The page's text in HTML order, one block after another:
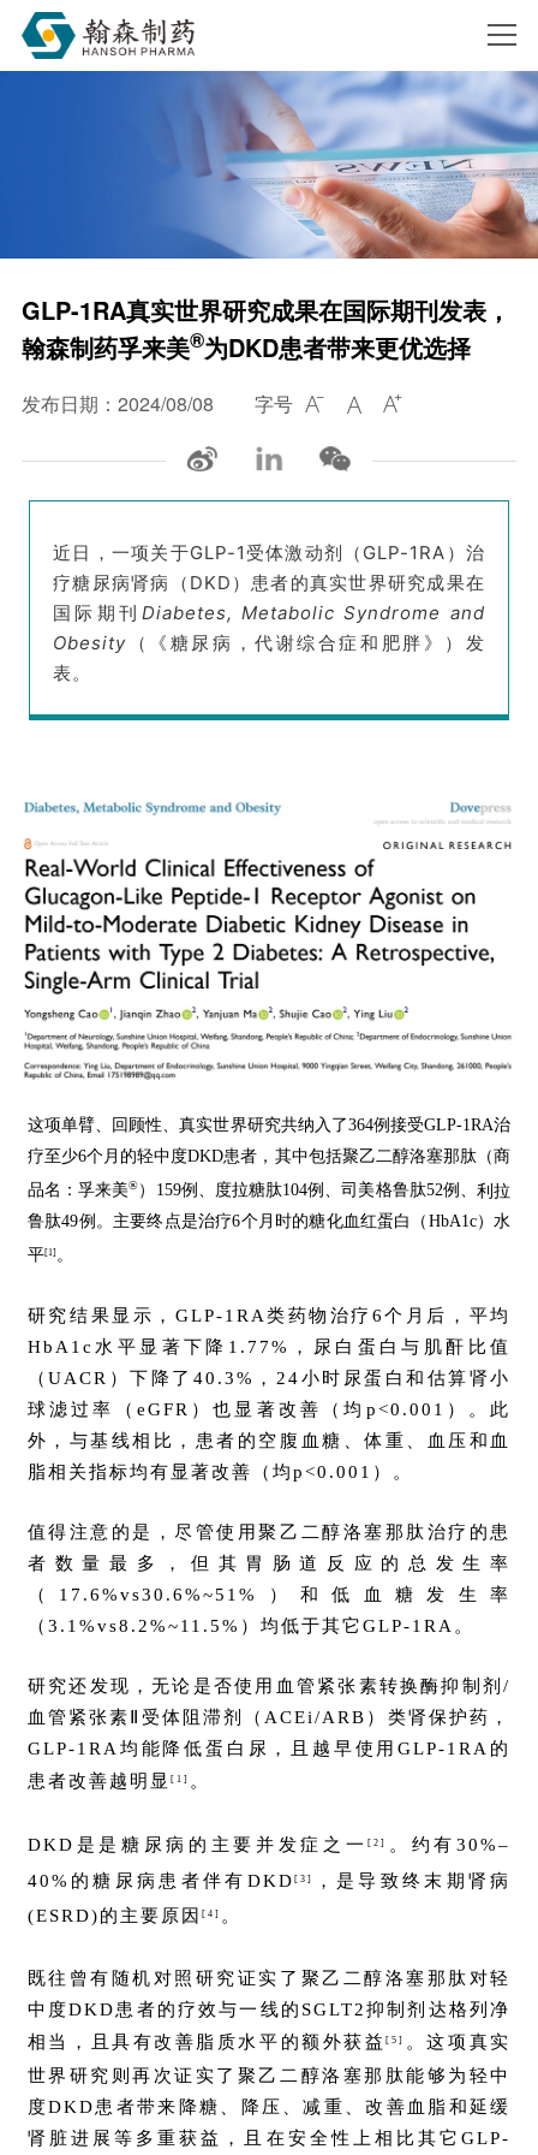
GLP-1RA真实世界研究成果在国际期刊发表，
翰森制药孚来美®为DKD患者带来更优选择
发布日期：2024/08/08 字号   
近日，一项关于GLP-1受体激动剂（GLP-1RA）治
疗糖尿病肾病（DKD）患者的真实世界研究成果在
国际期刊 Diabetes, Metabolic Syndrome and
Obesity （
《糖尿病，代谢综合症和肥胖》）发
表。
这项单臂、回顾性、真实世界研究共纳入了364例接受GLP-1RA治
疗至少6个月的轻中度DKD患者，其中包括聚乙二醇洛塞那肽（商
品名：孚来美®）159例、度拉糖肽104例、司美格鲁肽52例、利拉
鲁肽49例。 主要终点是治疗6个月时的糖化血红蛋白（HbA1c）水
平[1] 。
研究结果显示， GLP-1RA类药物治疗 6个月后，平均
HbA1c 水平显著下降 1.77%
，尿白蛋白与肌酐比值
（UACR ）下降了 40.3% ， 24小时尿蛋白和估算肾小
球滤过率（ eGFR ）也显著改善（均 p<0.001 ）。 此
外，与基线相比，患者的空腹血糖、体重、血压和血
脂相关指标均有显著改善（均p<0.001 ）。
值得注意的是，尽管使用聚乙二醇洛塞那肽治疗的患
者数量最多，但其胃肠道反应的总发生率
（17.6%vs30.6%~51%）和低血糖发生率
（3.1%vs8.2%~11.5%）均低于其它GLP-1RA。
研究还发现，无论是否使用血管紧张素转换酶抑制剂/
血管紧张素Ⅱ受体阻滞剂（ACEi/ARB）类肾保护药，
GLP-1RA均能降低蛋白尿，且越早使用GLP-1RA的
患者改善越明显 [1] 。
DKD是是糖尿病的主要并发症之一[2]
。约有30%–
40%的糖尿病患者伴有DKD [3]
，是导致终末期肾病
(ESRD)的主要原因 [4] 。
既往曾有随机对照研究证实了聚乙二醇洛塞那肽对轻
中度DKD患者的疗效与一线的SGLT2抑制剂达格列净
相当，且具有改善脂质水平的额外获益[5] 。这项真实
世界研究则再次证实了聚乙二醇洛塞那肽能够为轻中
度DKD患者带来降糖、降压、减重、改善血脂和延缓
肾脏进展等多重获益，且在安全性上相比其它GLP-